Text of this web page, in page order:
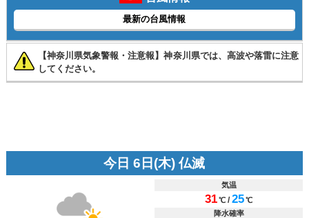
最新の台風情報
【神奈川県気象警報・注意報】神奈川県では、高波や落雷に注意
してください。
今日 6日(木) 仏滅
気温
31℃ /25℃
降水確率